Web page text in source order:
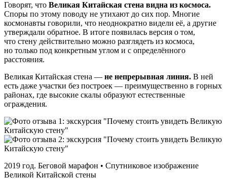
Говорят, что Великая Китайская стена видна из космоса.
Споры по этому поводу не утихают до сих пор. Многие
космонавты говорили, что неоднократно видели её, а другие
утверждали обратное. В итоге появилась версия о том,
что стену действительно можно разглядеть из космоса,
но только под конкретным углом и с определённого
расстояния.
Великая Китайская стена — не непрерывная линия. В ней
есть даже участки без построек — преимущественно в горных
районах, где высокие скалы образуют естественные
ограждения.
2019 год. Беговой марафон • Спутниковое изображение
Великой Китайской стены